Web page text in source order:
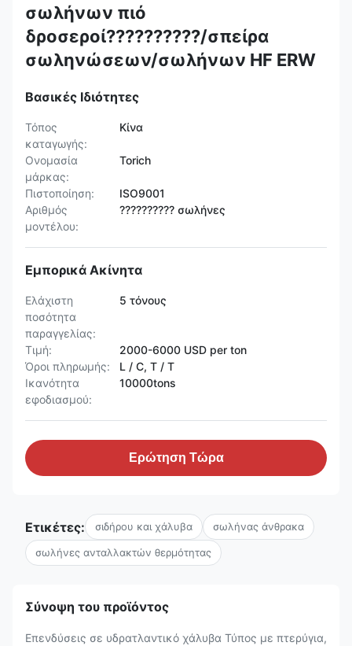
σωλήνων πιό
δροσεροί??????????/σπείρα
σωληνώσεων/σωλήνων HF ERW
Βασικές Ιδιότητες
Τόπος
καταγωγής:
Κίνα
Ονομασία
μάρκας:
Torich
Πιστοποίηση:
ISO9001
Αριθμός
μοντέλου:
?????????? σωλήνες
Εμπορικά Ακίνητα
Ελάχιστη
ποσότητα
παραγγελίας:
5 τόνους
Τιμή:
2000-6000 USD per ton
Όροι πληρωμής:
L / C, T / T
Ικανότητα
εφοδιασμού:
10000tons
Ερώτηση Τώρα
Ετικέτες: σιδήρου και χάλυβα σωλήνας άνθρακα
σωλήνες ανταλλακτών θερμότητας
Σύνοψη του προϊόντος
Επενδύσεις σε υδρατλαντικό χάλυβα Τύπος με πτερύγια,